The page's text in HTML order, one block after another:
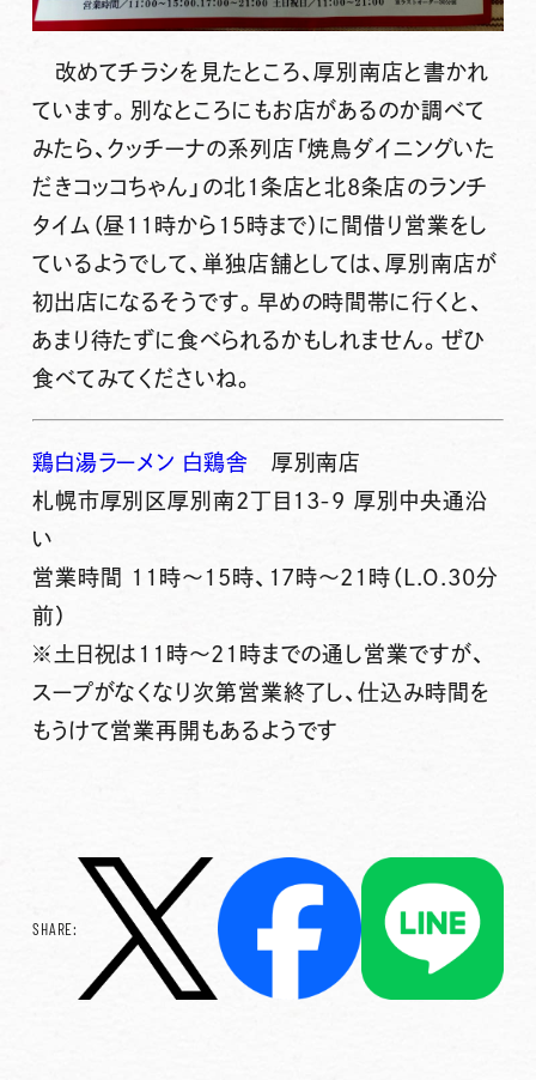
改めてチラシを見たところ、厚別南店と書かれ
ています。別なところにもお店があるのか調べて
みたら、クッチーナの系列店「焼鳥ダイニングいた
だきコッコちゃん」の北1条店と北8条店のランチ
タイム（昼11時から15時まで）に間借り営業をし
ているようでして、単独店舗としては、厚別南店が
初出店になるそうです。早めの時間帯に行くと、
あまり待たずに食べられるかもしれません。ぜひ
食べてみてくださいね。
鶏白湯ラーメン 白鶏舎 厚別南店
札幌市厚別区厚別南2丁目13-9 厚別中央通沿
い
営業時間 11時～15時、17時～21時（L.O.30分
前）
※土日祝は11時～21時までの通し営業ですが、
スープがなくなり次第営業終了し、仕込み時間を
もうけて営業再開もあるようです
SHARE: